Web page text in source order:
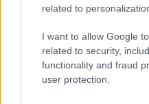
related to
I want to allow Google
related to security,
functionality and fraud
user protection.
FINANZAS